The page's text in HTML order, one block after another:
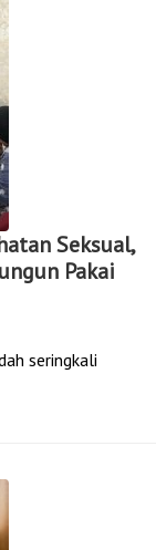
Seksual,
Pakai
seringkali